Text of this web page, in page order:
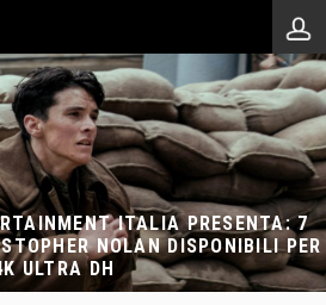
ITALIA PRESENTA: 7
NOLAN DISPONIBILI PER
ULTRA DH